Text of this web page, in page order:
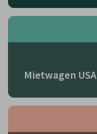
Mietwagen USA